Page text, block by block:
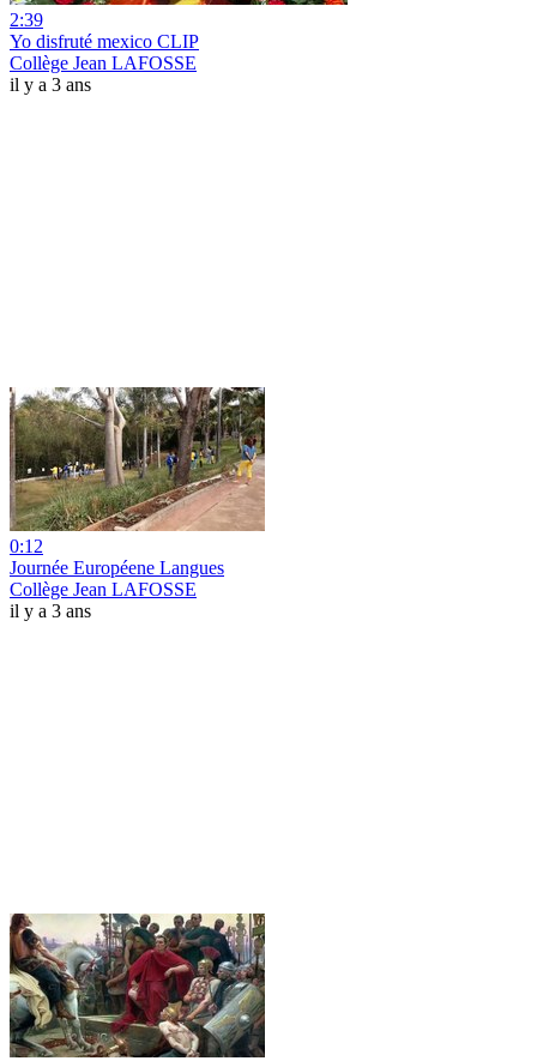
2:39
Yo disfruté mexico CLIP
Collège Jean LAFOSSE
il y a 3 ans
0:12
Journée Européene Langues
Collège Jean LAFOSSE
il y a 3 ans